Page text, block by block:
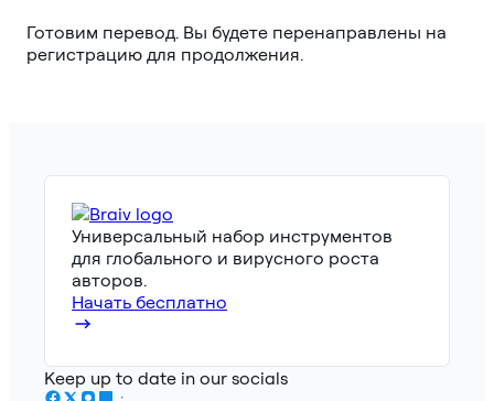
Готовим перевод. Вы будете перенаправлены на
регистрацию для продолжения.
Универсальный набор инструментов
для глобального и вирусного роста
авторов.
Начать бесплатно
Keep up to date in our socials